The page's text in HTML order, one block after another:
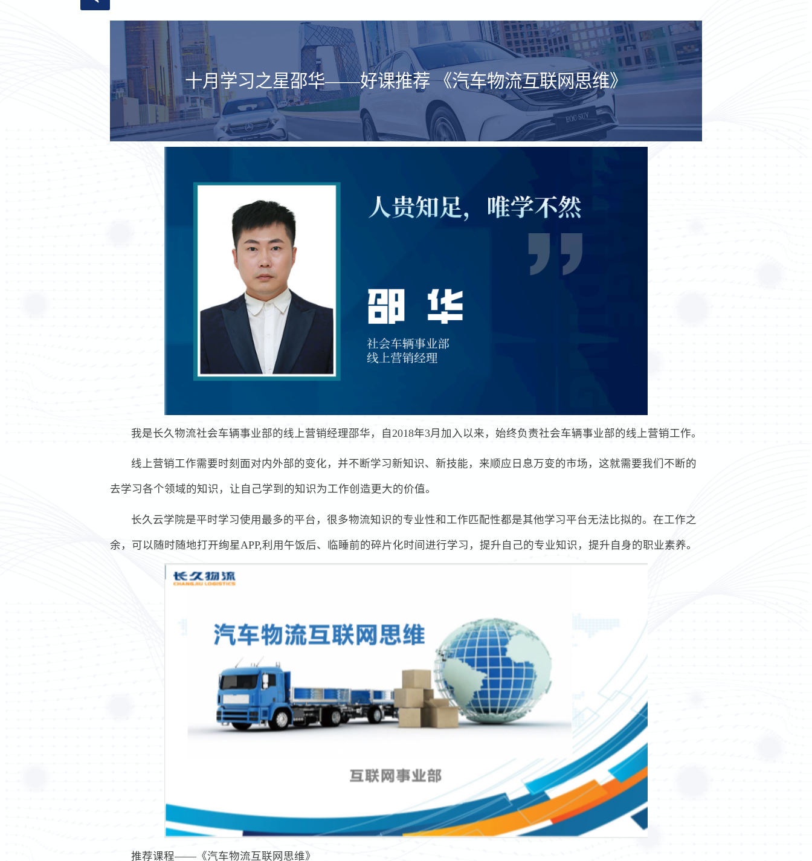
十月学习之星邵华——好课推荐 《汽车物流互联网思维》
我是长久物流社会车辆事业部的线上营销经理邵华，自2018年3月加入以来，始终负责社会车辆事业部的线上营销工作。
线上营销工作需要时刻面对内外部的变化，并不断学习新知识、新技能，来顺应日息万变的市场，这就需要我们不断的
去学习各个领域的知识，让自己学到的知识为工作创造更大的价值。
长久云学院是平时学习使用最多的平台，很多物流知识的专业性和工作匹配性都是其他学习平台无法比拟的。在工作之
余，可以随时随地打开绚星APP,利用午饭后、临睡前的碎片化时间进行学习，提升自己的专业知识，提升自身的职业素养。
推荐课程——《汽车物流互联网思维》